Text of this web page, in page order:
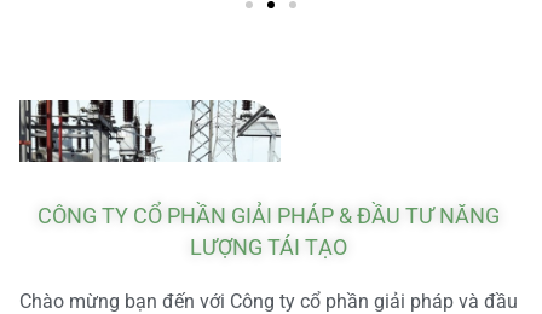
CÔNG TY CỔ PHẦN GIẢI PHÁP & ĐẦU TƯ NĂNG
LƯỢNG TÁI TẠO
Chào mừng bạn đến với Công ty cổ phần giải pháp và đầu